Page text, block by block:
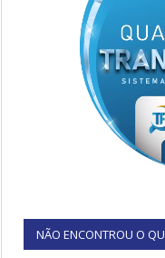
NÃO ENCONTROU O